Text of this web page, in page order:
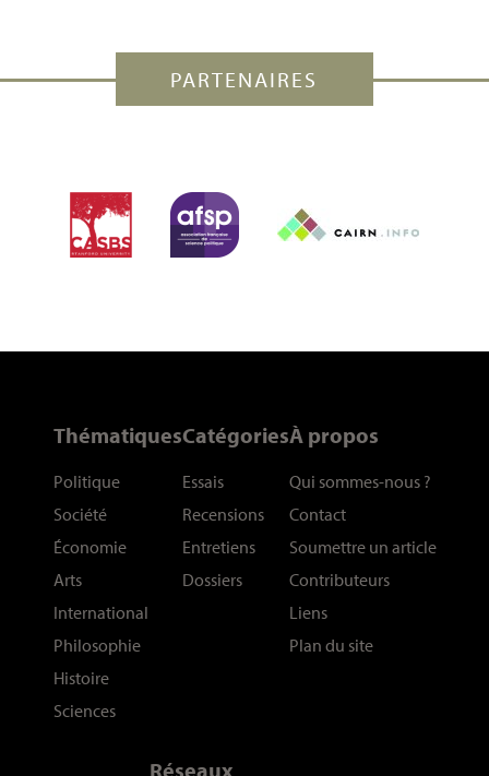
PARTENAIRES
Thématiques
Politique
Société
Économie
Arts
International
Philosophie
Histoire
Sciences
Catégories
Essais
Recensions
Entretiens
Dossiers
À propos
Qui sommes-nous ?
Contact
Soumettre un article
Contributeurs
Liens
Plan du site
Réseaux